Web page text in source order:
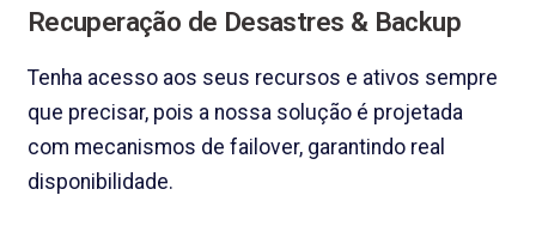
Recuperação de Desastres & Backup
Tenha acesso aos seus recursos e ativos sempre
que precisar, pois a nossa solução é projetada
com mecanismos de failover, garantindo real
disponibilidade.